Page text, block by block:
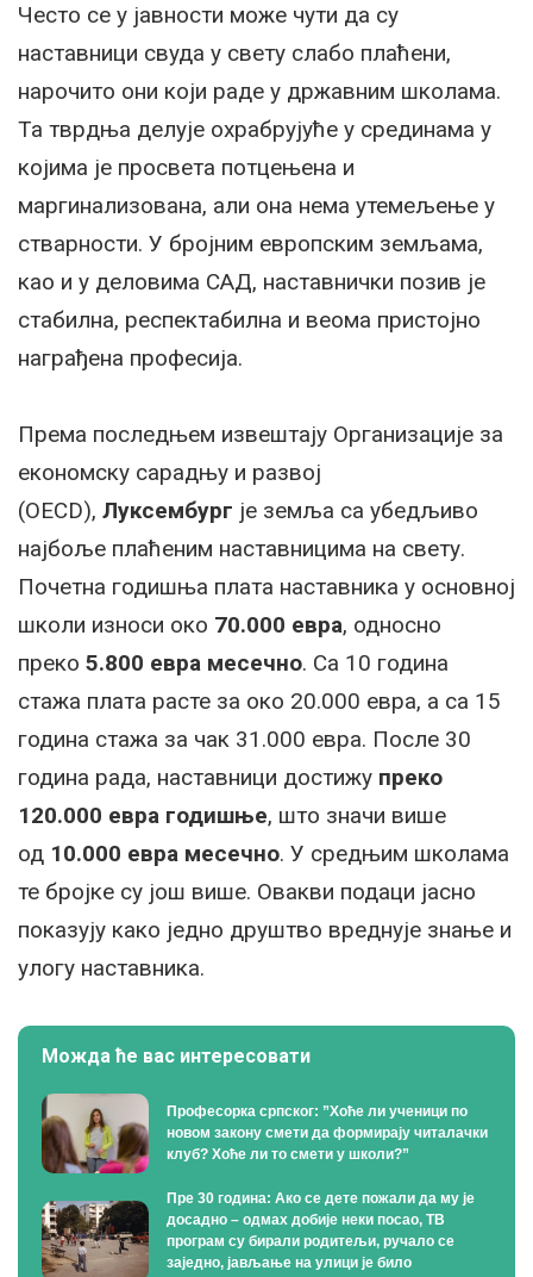
Често се у јавности може чути да су
наставници свуда у свету слабо плаћени,
нарочито они који раде у државним школама.
Та тврдња делује охрабрујуће у срединама у
којима је просвета потцењена и
маргинализована, али она нема утемељење у
стварности. У бројним европским земљама,
као и у деловима САД, наставнички позив је
стабилна, респектабилна и веома пристојно
награђена професија.
Према последњем извештају Организације за
економску сарадњу и развој
(OECD), Луксембург је земља са убедљиво
најбоље плаћеним наставницима на свету.
Почетна годишња плата наставника у основној
школи износи око 70.000 евра, односно
преко 5.800 евра месечно. Са 10 година
стажа плата расте за око 20.000 евра, а са 15
година стажа за чак 31.000 евра. После 30
година рада, наставници достижу преко
120.000 евра годишње, што значи више
од 10.000 евра месечно. У средњим школама
те бројке су још више. Овакви подаци јасно
показују како једно друштво вреднује знање и
улогу наставника.
Можда ће вас интересовати
Професорка српског: ”Хоће ли ученици по
новом закону смети да формирају читалачки
клуб? Хоће ли то смети у школи?”
Пре 30 година: Ако се дете пожали да му је
досадно – одмах добије неки посао, ТВ
програм су бирали родитељи, ручало се
заједно, јављање на улици је било